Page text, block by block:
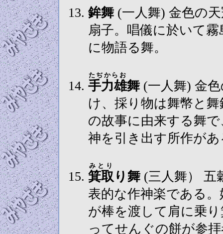
鉾舞(一人舞) 金色の天冠鉾舞の面を着け、採り物は鉾と
扇子。唱儀に於いて
に物語る舞。
手力雄
たぢからお
舞(一人舞) 金色の天冠赤黒色の立髭付きの面を着
け、採り物は舞幣と
の故事に由来する舞
神を引き出す所作が
箕取
みとり
り舞(三人舞） 五
表的な作神楽である
が棒を渡して肩に乗
ってせんぐの餅が参